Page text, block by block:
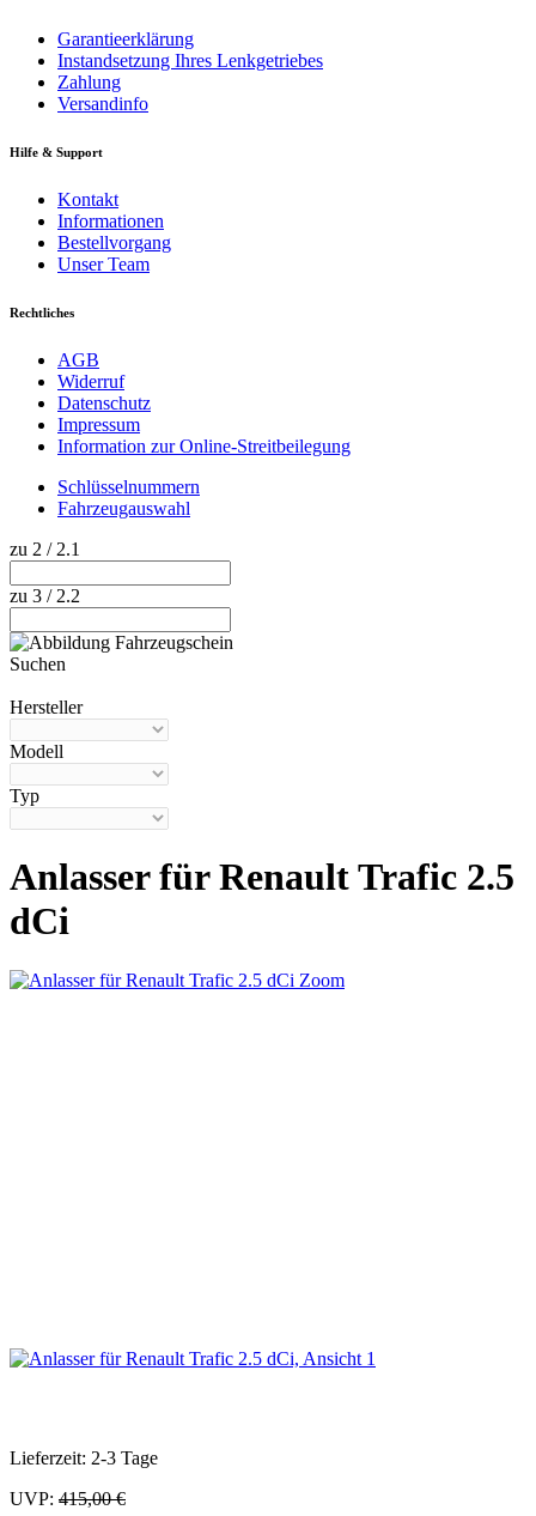
Garantieerklärung
Instandsetzung Ihres Lenkgetriebes
Zahlung
Versandinfo
Hilfe & Support
Kontakt
Informationen
Bestellvorgang
Unser Team
Rechtliches
AGB
Widerruf
Datenschutz
Impressum
Information zur Online-Streitbeilegung
Schlüsselnummern
Fahrzeugauswahl
zu 2 / 2.1
zu 3 / 2.2
Suchen
Hersteller
Modell
Typ
Anlasser für Renault Trafic 2.5
dCi
Zoom
Lieferzeit: 2-3 Tage
UVP: 415,00 €